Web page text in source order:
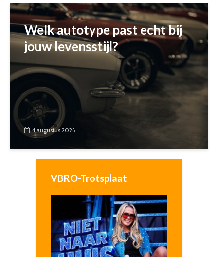
Welk autotype past echt bij
jouw levensstijl?
4 augustus 2026
VBRO-Trotsplaat